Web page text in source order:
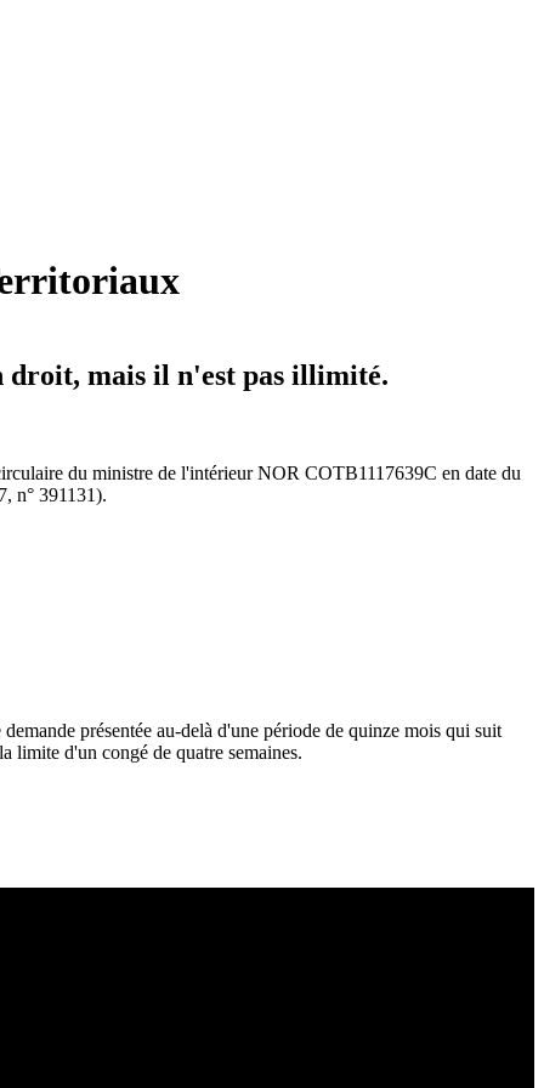
droit, mais il n'est pas illimité.
du ministre de l'intérieur NOR COTB1117639C en date du
n° 391131).
présentée au-delà d'une période de quinze mois qui suit
limite d'un congé de quatre semaines.